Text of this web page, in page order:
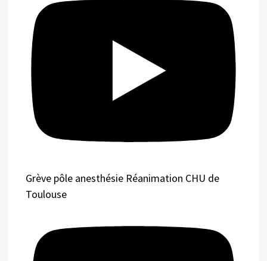
Grève pôle anesthésie Réanimation CHU de
Toulouse